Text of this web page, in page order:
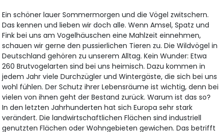
Ein schöner lauer Sommermorgen und die Vögel zwitschern.
Das kennen und lieben wir doch alle. Wenn Amsel, Spatz und
Fink bei uns am Vogelhäuschen eine Mahlzeit einnehmen,
schauen wir gerne den pussierlichen Tieren zu. Die Wildvögel in
Deutschland gehören zu unserem Alltag. Kein Wunder: Etwa
260 Brutvogelarten sind bei uns heimisch. Dazu kommen in
jedem Jahr viele Durchzügler und Wintergäste, die sich bei uns
wohl fühlen. Der Schutz ihrer Lebensräume ist wichtig, denn bei
vielen von ihnen geht der Bestand zurück. Warum ist das so?
In den letzten Jahrhunderten hat sich Europa sehr stark
verändert. Die landwirtschaftlichen Flächen sind industriell
genutzten Flächen oder Wohngebieten gewichen. Das betrifft